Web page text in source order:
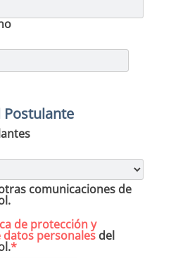
comunicaciones de
de protección y
personales del
*